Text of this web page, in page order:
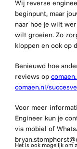
Wij reverse
beginpunt, maar
naar hoe je wilt
wilt groeien. Zo
kloppen en ook op
Benieuwd hoe
reviews op
comaen.nl/
Voor meer
Engineer kun je
via mobiel of
Het is ook mogelijk om